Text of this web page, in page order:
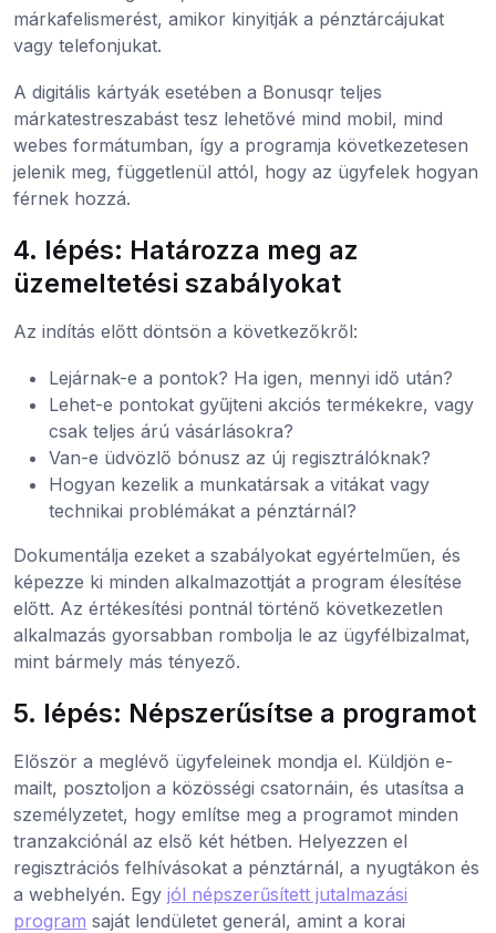
márkafelismerést, amikor kinyitják a pénztárcájukat
vagy telefonjukat.
A digitális kártyák esetében a Bonusqr teljes
márkatestreszabást tesz lehetővé mind mobil, mind
webes formátumban, így a programja következetesen
jelenik meg, függetlenül attól, hogy az ügyfelek hogyan
férnek hozzá.
4. lépés: Határozza meg az
üzemeltetési szabályokat
Az indítás előtt döntsön a következőkről:
Lejárnak-e a pontok? Ha igen, mennyi idő után?
Lehet-e pontokat gyűjteni akciós termékekre, vagy
csak teljes árú vásárlásokra?
Van-e üdvözlő bónusz az új regisztrálóknak?
Hogyan kezelik a munkatársak a vitákat vagy
technikai problémákat a pénztárnál?
Dokumentálja ezeket a szabályokat egyértelműen, és
képezze ki minden alkalmazottját a program élesítése
előtt. Az értékesítési pontnál történő következetlen
alkalmazás gyorsabban rombolja le az ügyfélbizalmat,
mint bármely más tényező.
5. lépés: Népszerűsítse a programot
Először a meglévő ügyfeleinek mondja el. Küldjön e-
mailt, posztoljon a közösségi csatornáin, és utasítsa a
személyzetet, hogy említse meg a programot minden
tranzakciónál az első két hétben. Helyezzen el
regisztrációs felhívásokat a pénztárnál, a nyugtákon és
a webhelyén. Egy jól népszerűsített jutalmazási
program saját lendületet generál, amint a korai